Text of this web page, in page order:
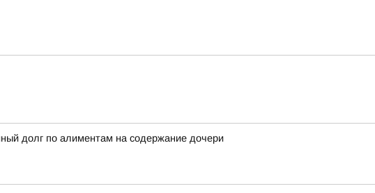
долг по алиментам на содержание дочери